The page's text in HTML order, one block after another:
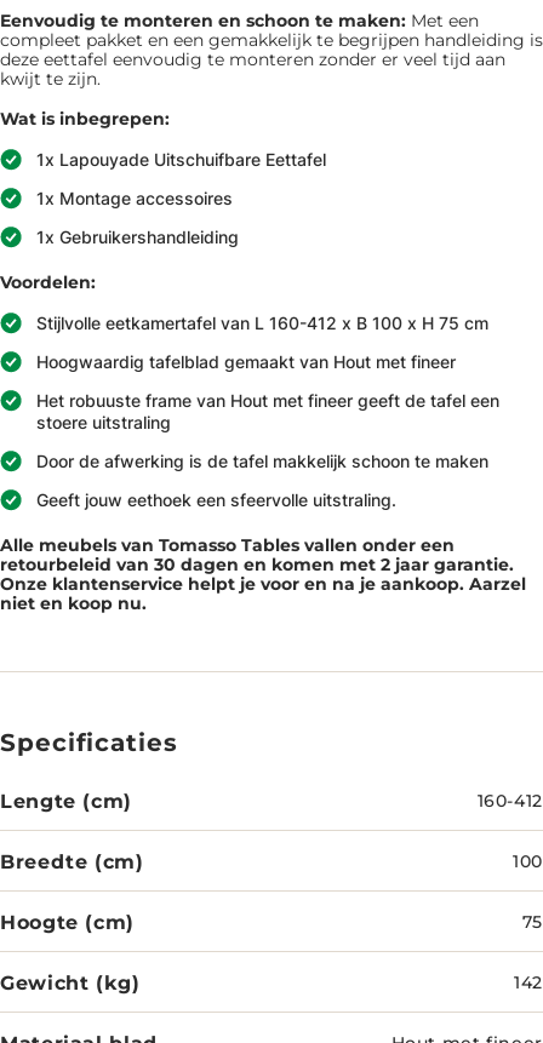
Eenvoudig te monteren en schoon te maken: Met een
compleet pakket en een gemakkelijk te begrijpen handleiding is
deze eettafel eenvoudig te monteren zonder er veel tijd aan
kwijt te zijn.
Wat is inbegrepen:
1x Lapouyade Uitschuifbare Eettafel
1x Montage accessoires
1x Gebruikershandleiding
Voordelen:
Stijlvolle eetkamertafel van L 160-412 x B 100 x H 75 cm
Hoogwaardig tafelblad gemaakt van Hout met fineer
Het robuuste frame van Hout met fineer geeft de tafel een
stoere uitstraling
Door de afwerking is de tafel makkelijk schoon te maken
Geeft jouw eethoek een sfeervolle uitstraling.
Alle meubels van Tomasso Tables vallen onder een
retourbeleid van 30 dagen en komen met 2 jaar garantie.
Onze klantenservice helpt je voor en na je aankoop. Aarzel
niet en koop nu.
Specificaties
Lengte (cm) 160-412
Breedte (cm) 100
Hoogte (cm) 75
Gewicht (kg) 142